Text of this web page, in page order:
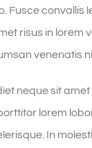
Fusce convallis
risus in lorem
venenatis
neque sit
lorem
In